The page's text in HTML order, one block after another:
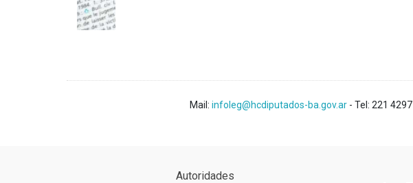
Mail: infoleg@hcdiputados-ba.gov.ar - Tel: 221
Autoridades